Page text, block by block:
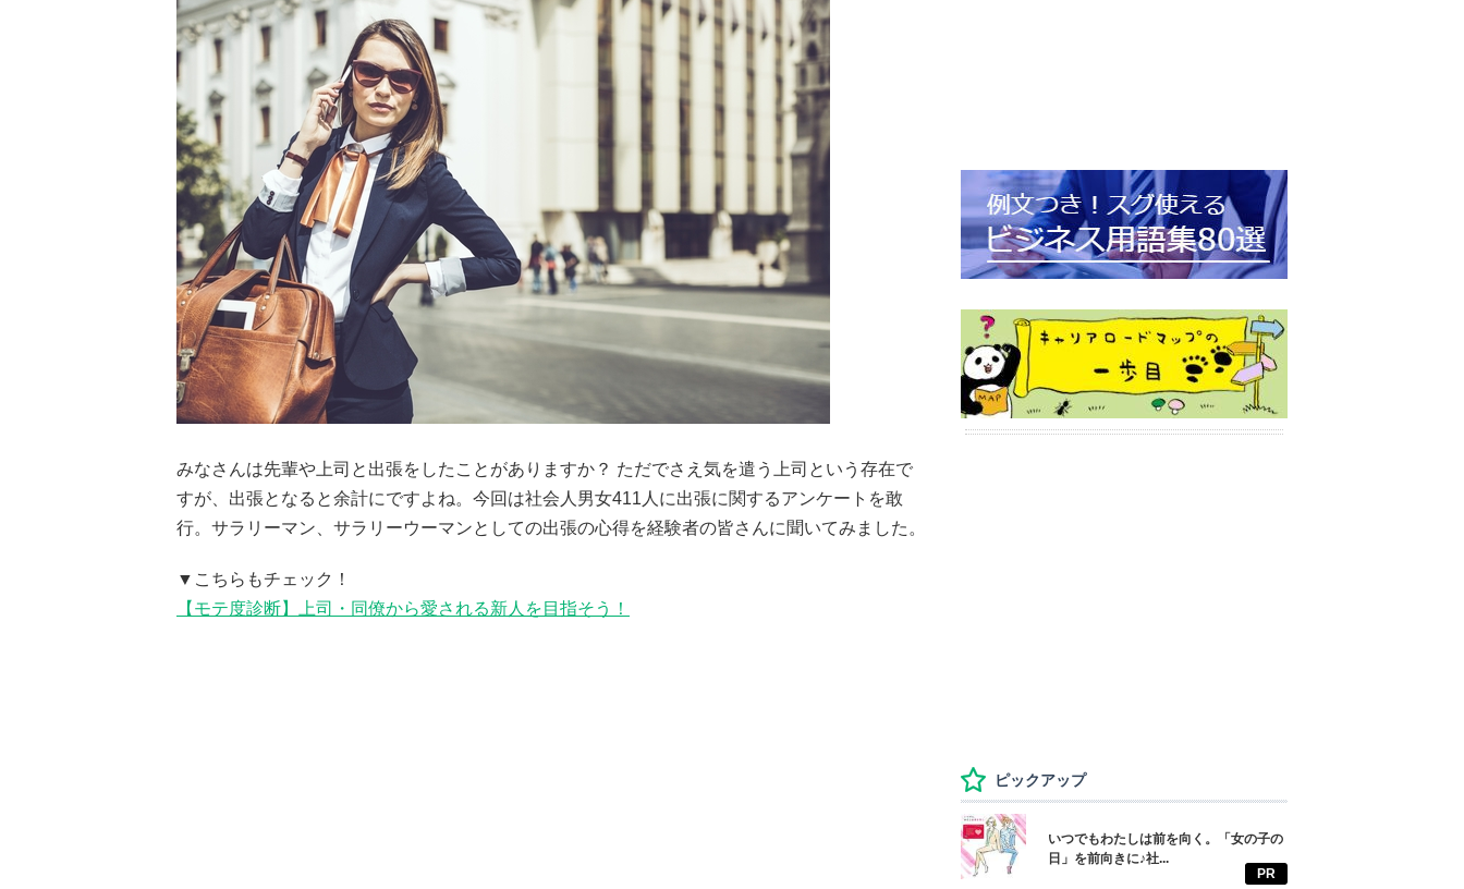
みなさんは先輩や上司と出張をしたことがありますか？ ただでさえ気を遣う上司という存在で
すが、出張となると余計にですよね。今回は社会人男女411人に出張に関するアンケートを敢
行。サラリーマン、サラリーウーマンとしての出張の心得を経験者の皆さんに聞いてみました。
▼こちらもチェック！
【モテ度診断】上司・同僚から愛される新人を目指そう！
ピックアップ
いつでもわたしは前を向く。「女の子の
日」を前向きに♪社...
PR